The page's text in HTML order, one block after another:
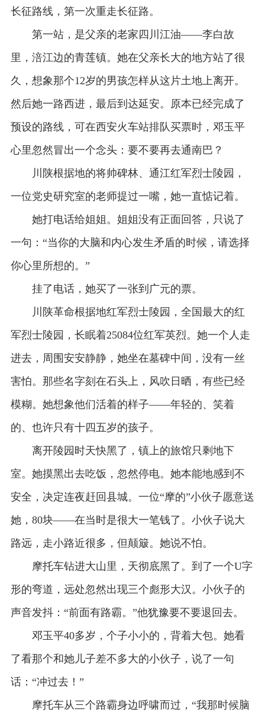
长征路线，第一次重走长征路。
第一站，是父亲的老家四川江油——李白故
里，涪江边的青莲镇。她在父亲长大的地方站了很
久，想象那个12岁的男孩怎样从这片土地上离开。
然后她一路西进，最后到达延安。原本已经完成了
预设的路线，可在西安火车站排队买票时，邓玉平
心里忽然冒出一个念头：要不要再去通南巴？
川陕根据地的将帅碑林、通江红军烈士陵园，
一位党史研究室的老师提过一嘴，她一直惦记着。
她打电话给姐姐。姐姐没有正面回答，只说了
一句：“当你的大脑和内心发生矛盾的时候，请选择
你心里所想的。”
挂了电话，她买了一张到广元的票。
川陕革命根据地红军烈士陵园，全国最大的红
军烈士陵园，长眠着25084位红军英烈。她一个人走
进去，周围安安静静，她坐在墓碑中间，没有一丝
害怕。那些名字刻在石头上，风吹日晒，有些已经
模糊。她想象他们活着的样子——年轻的、笑着
的、也许只有十四五岁的孩子。
离开陵园时天快黑了，镇上的旅馆只剩地下
室。她摸黑出去吃饭，忽然停电。她本能地感到不
安全，决定连夜赶回县城。一位“摩的”小伙子愿意送
她，80块——在当时是很大一笔钱了。小伙子说大
路远，走小路近很多，但颠簸。她说不怕。
摩托车钻进大山里，天彻底黑了。到了一个U字
形的弯道，远处忽然出现三个彪形大汉。小伙子的
声音发抖：“前面有路霸。”他犹豫要不要退回去。
邓玉平40多岁，个子小小的，背着大包。她看
了看那个和她儿子差不多大的小伙子，说了一句
话：“冲过去！”
摩托车从三个路霸身边呼啸而过，“我那时候脑